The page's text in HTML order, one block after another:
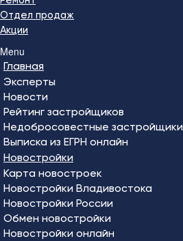
Отдел продаж
Акции
Menu
Главная
Эксперты
Новости
Рейтинг застройщиков
Недобросовестные застройщики
Выписка из ЕГРН онлайн
Новостройки
Карта новостроек
Новостройки Владивостока
Новостройки России
Обмен новостройки
Новостройки онлайн